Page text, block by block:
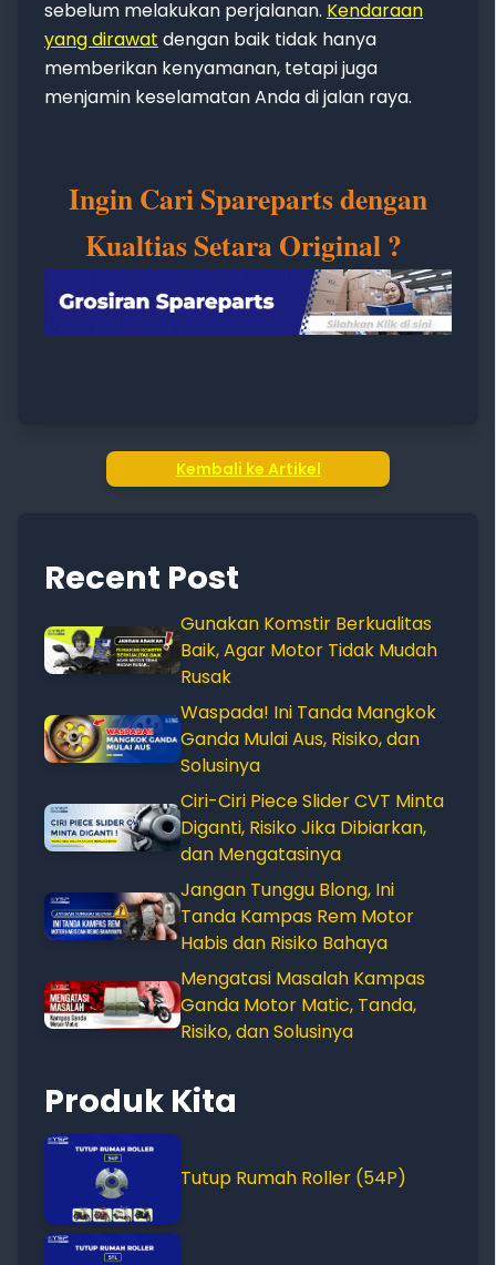
sebelum melakukan perjalanan. Kendaraan
yang dirawat dengan baik tidak hanya
memberikan kenyamanan, tetapi juga
menjamin keselamatan Anda di jalan raya.
Ingin Cari Spareparts dengan
Kualtias Setara Original ?
Kembali ke Artikel
Recent Post
Gunakan Komstir Berkualitas
Baik, Agar Motor Tidak Mudah
Rusak
Waspada! Ini Tanda Mangkok
Ganda Mulai Aus, Risiko, dan
Solusinya
Ciri-Ciri Piece Slider CVT Minta
Diganti, Risiko Jika Dibiarkan,
dan Mengatasinya
Jangan Tunggu Blong, Ini
Tanda Kampas Rem Motor
Habis dan Risiko Bahaya
Mengatasi Masalah Kampas
Ganda Motor Matic, Tanda,
Risiko, dan Solusinya
Produk Kita
Tutup Rumah Roller (54P)